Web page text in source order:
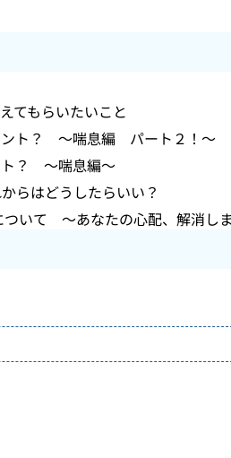
てもらいたいこと
ント？ ～喘息編 パート２！～
ト？ ～喘息編～
らはどうしたらいい？
ついて ～あなたの心配、解消し